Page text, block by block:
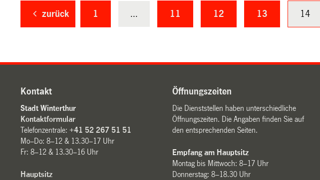
zurück 1 ... 11 12 13 14
Kontakt
Stadt Winterthur
Kontaktformular
Telefonzentrale:+41 52 267 51 51
Mo–Do: 8–12 & 13.30–17 Uhr
Fr: 8–12 & 13.30–16 Uhr
Hauptsitz
Öffnungszeiten
Die Dienststellen haben unterschiedliche
Öffnungszeiten. Die Angaben finden Sie auf
den entsprechenden Seiten.
Empfang am Hauptsitz
Montag bis Mittwoch: 8–17 Uhr
Donnerstag: 8–18.30 Uhr